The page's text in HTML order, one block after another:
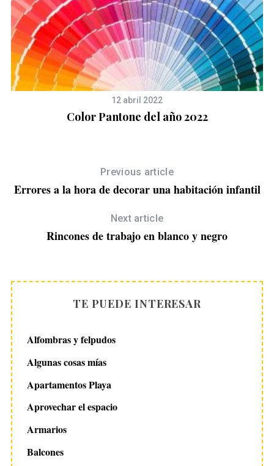
12 abril 2022
Color Pantone del año 2022
Previous article
Errores a la hora de decorar una habitación infantil
Next article
Rincones de trabajo en blanco y negro
TE PUEDE INTERESAR
Alfombras y felpudos
Algunas cosas mías
Apartamentos Playa
Aprovechar el espacio
Armarios
Balcones